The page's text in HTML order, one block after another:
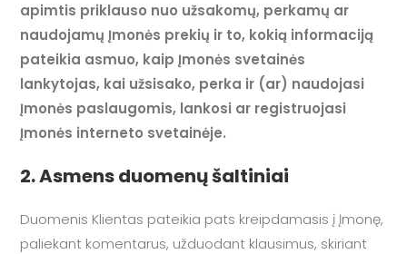
apimtis priklauso nuo užsakomų, perkamų ar
naudojamų Įmonės prekių ir to, kokią informaciją
pateikia asmuo, kaip Įmonės svetainės
lankytojas, kai užsisako, perka ir (ar) naudojasi
Įmonės paslaugomis, lankosi ar registruojasi
Įmonės interneto svetainėje.
2. Asmens duomenų šaltiniai
Duomenis Klientas pateikia pats kreipdamasis į Įmonę,
paliekant komentarus, užduodant klausimus, skiriant